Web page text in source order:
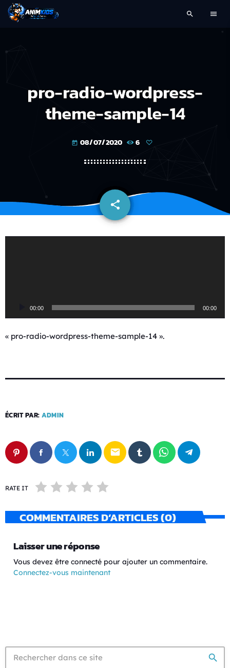
search menu
pro-radio-wordpress-
theme-sample-14
today 08/07/2020 6
share
email
u
00:00 00:00
« pro-radio-wordpress-theme-sample-14 ».
ÉCRIT PAR: ADMIN
email
RATE IT
COMMENTAIRES D’ARTICLES (0)
Laisser une réponse
Vous devez être connecté pour ajouter un commentaire.
Connectez-vous maintenant
search